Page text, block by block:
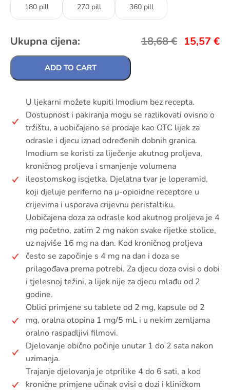
180 pill 270 pill 360 pill
Ukupna cijena: 18,68€ 15,57 €
ADD TO CART
U ljekarni možete kupiti Imodium bez recepta.
Dostupnost i pakiranja mogu se razlikovati ovisno o
tržištu, a uobičajeno se prodaje kao OTC lijek za
odrasle i djecu iznad određenih dobnih granica.
Imodium se koristi za liječenje akutnog proljeva,
kroničnog proljeva i smanjenje volumena
ileostomskog iscjetka. Djelatna tvar je loperamid,
koji djeluje periferno na μ-opioidne receptore u
crijevima i usporava crijevnu peristaltiku.
Uobičajena doza za odrasle kod akutnog proljeva je 4
mg početno, zatim 2 mg nakon svake rijetke stolice,
uz najviše 16 mg na dan. Kod kroničnog proljeva
često se započinje s 4 mg na dan i doza se
prilagođava prema potrebi. Za djecu doza ovisi o dobi
i tjelesnoj težini, a lijek nije za djecu mlađu od 2
godine.
Oblici primjene su tablete od 2 mg, kapsule od 2
mg, oralna otopina 1 mg/5 mL i u nekim zemljama
oralno raspadljivi filmovi.
Djelovanje obično počinje unutar 1 do 2 sata nakon
uzimanja.
Trajanje djelovanja je otprilike 4 do 6 sati, a kod
kronične primjene učinak ovisi o dozi i kliničkom